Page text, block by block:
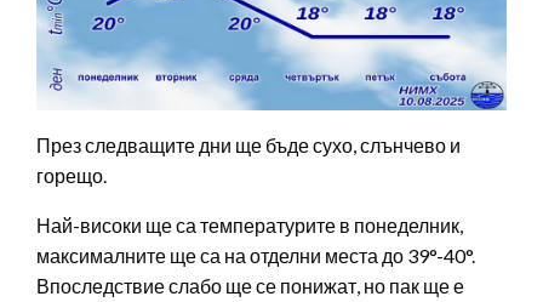
През следващите дни ще бъде сухо, слънчево и
горещо.
Най-високи ще са температурите в понеделник,
максималните ще са на отделни места до 39°-40°.
Впоследствие слабо ще се понижат, но пак ще е